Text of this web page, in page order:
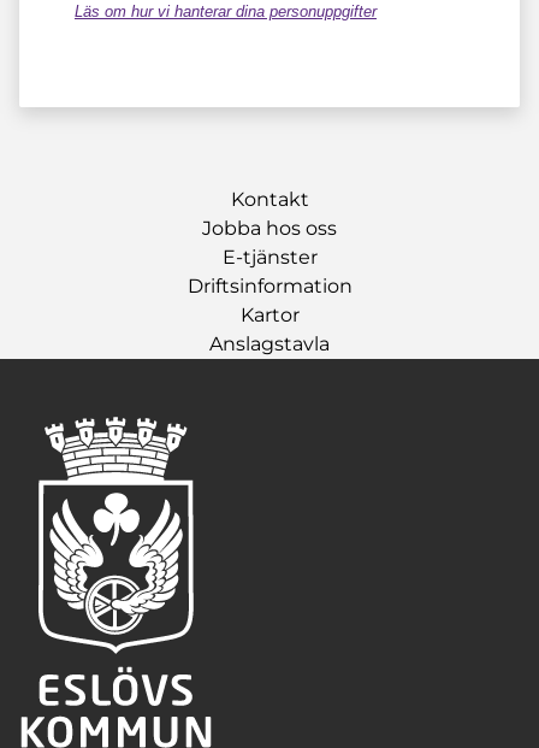
Läs om hur vi hanterar dina personuppgifter
Kontakt
Jobba hos oss
E-tjänster
Driftsinformation
Kartor
Anslagstavla